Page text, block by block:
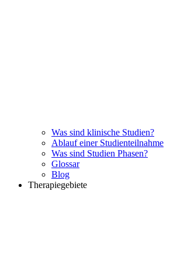
Was sind klinische Studien?
Ablauf einer Studienteilnahme
Was sind Studien Phasen?
Glossar
Blog
Therapiegebiete